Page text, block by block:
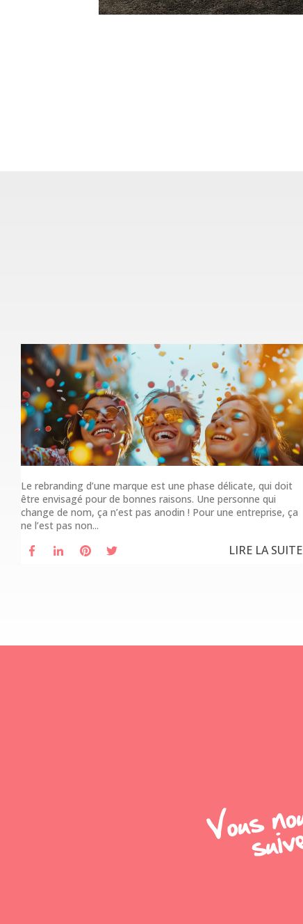
Le rebranding d’une marque est une phase délicate, qui doit
être envisagé pour de bonnes raisons. Une personne qui
change de nom, ça n’est pas anodin ! Pour une entreprise, ça
ne l’est pas non...
LIRE LA SUITE